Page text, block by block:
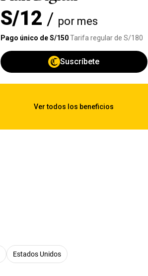
Estados Unidos